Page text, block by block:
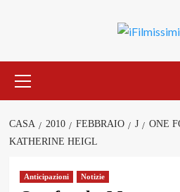
principale
CASA 2010 FEBBRAIO J
ONE
KATHERINE HEIGL
Anticipazioni Notizie